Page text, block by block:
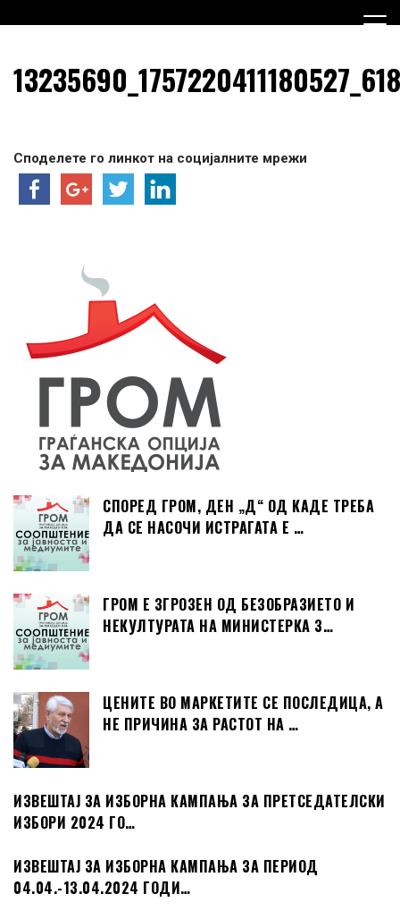
to
Граѓанска Опција за
Македонија
Споделете го линкот на социјалните мрежи
СПОРЕД ГРОМ, ДЕН „Д“ ОД КАДЕ ТРЕБА
ДА СЕ НАСОЧИ ИСТРАГАТА Е …
ГРОМ Е ЗГРОЗЕН ОД БЕЗОБРАЗИЕТО И
НЕКУЛТУРАТА НА МИНИСТЕРКА З…
ЦЕНИТЕ ВО МАРКЕТИТЕ СЕ ПОСЛЕДИЦА, А
НЕ ПРИЧИНА ЗА РАСТОТ НА …
ИЗВЕШТАЈ ЗА ИЗБОРНА КАМПАЊА ЗА ПРЕТСЕДАТЕЛСКИ
ИЗБОРИ 2024 ГО…
ИЗВЕШТАЈ ЗА ИЗБОРНА КАМПАЊА ЗА ПЕРИОД
04.04.-13.04.2024 ГОДИ…